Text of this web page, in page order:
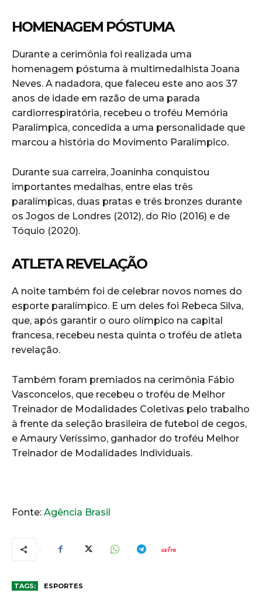
HOMENAGEM PÓSTUMA
Durante a cerimônia foi realizada uma
homenagem póstuma à multimedalhista Joana
Neves. A nadadora, que faleceu este ano aos 37
anos de idade em razão de uma parada
cardiorrespiratória, recebeu o troféu Memória
Paralímpica, concedida a uma personalidade que
marcou a história do Movimento Paralímpico.
Durante sua carreira, Joaninha conquistou
importantes medalhas, entre elas três
paralímpicas, duas pratas e três bronzes durante
os Jogos de Londres (2012), do Rio (2016) e de
Tóquio (2020).
ATLETA REVELAÇÃO
A noite também foi de celebrar novos nomes do
esporte paralímpico. E um deles foi Rebeca Silva,
que, após garantir o ouro olímpico na capital
francesa, recebeu nesta quinta o troféu de atleta
revelação.
Também foram premiados na cerimônia Fábio
Vasconcelos, que recebeu o troféu de Melhor
Treinador de Modalidades Coletivas pelo trabalho
à frente da seleção brasileira de futebol de cegos,
e Amaury Veríssimo, ganhador do troféu Melhor
Treinador de Modalidades Individuais.
Fonte: Agência Brasil
TAGS: ESPORTES